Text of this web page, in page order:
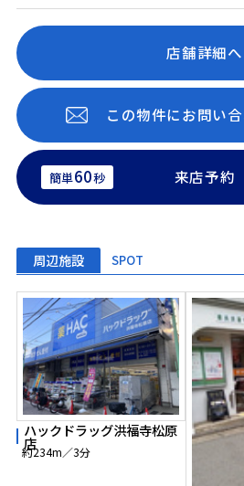
店舗詳細へ
この物件にお問い
簡単60秒 来店予約
周辺施設 SPOT
ハックドラッグ洪福寺松原
店
約234m／3分